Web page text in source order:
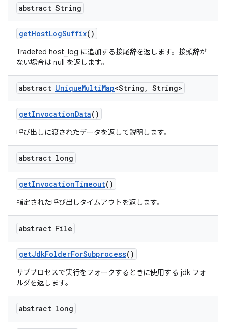
abstract String
getHostLogSuffix()
Tradefed host_log に追加する接尾辞を返します。接頭辞が
ない場合は null を返します。
abstract UniqueMultiMap<String , String>
getInvocationData()
呼び出しに渡されたデータを返して説明します。
abstract long
getInvocationTimeout()
指定された呼び出しタイムアウトを返します。
abstract File
getJdkFolderForSubprocess()
サブプロセスで実行をフォークするときに使用する jdk フォ
ルダを返します。
abstract long